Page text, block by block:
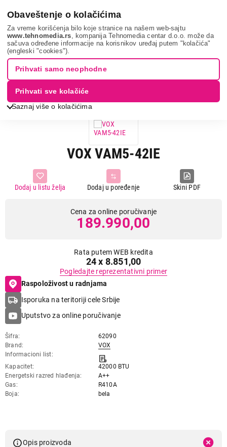
Obaveštenje o kolačićima
Za vreme korišćenja bilo koje stranice na našem web-sajtu
www.tehnomedia.rs , kompanija Tehnomedia centar d.o.o. može da
sačuva određene informacije na korisnikov uređaj putem "kolačića"
(engleski "cookies").
Saznaj više o kolačićima
Prihvati samo neophodne
Prihvati sve kolačiće
Grejanje i hlađenje Klima uređaji Multi split klime
Vox
vam5-42ie...
VOX VAM5-42IE
Skini PDF
Dodaj u poređenje
Dodaj u listu želja
Cena za online poručivanje
189.990,00
Rata putem WEB kredita
24 x 8.851,00
Pogledajte reprezentativni primer
Raspoloživost u radnjama
Isporuka na teritoriji cele Srbije
Uputstvo za online poručivanje
Šifra
62090
Brand
VOX
Informacioni list
Kapacitet
42000 BTU
Energetski razred hlađenja
A++
Gas
R410A
Boja
bela
Opis proizvoda